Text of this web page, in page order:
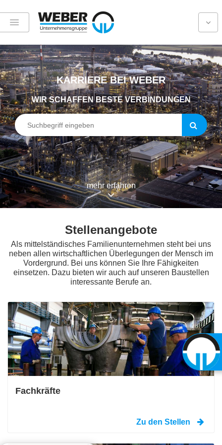
KARRIERE BEI WEBER
WIR SCHAFFEN BESTE VERBINDUNGEN
mehr erfahren
Stellenangebote
Als mittelständisches Familienunternehmen steht bei uns
neben allen wirtschaftlichen Überlegungen der Mensch im
Vordergrund. Bei uns können Sie Ihre Fähigkeiten
einsetzen. Dazu bieten wir auch auf unseren Baustellen
interessante Berufe an.
Fachkräfte
Zu den Stellen